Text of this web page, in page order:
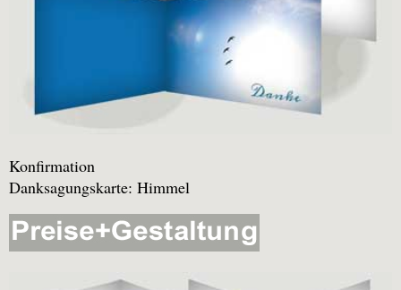
Konfirmation
Danksagungskarte: Himmel